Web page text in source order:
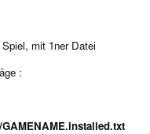
mit 1ner Datei
: